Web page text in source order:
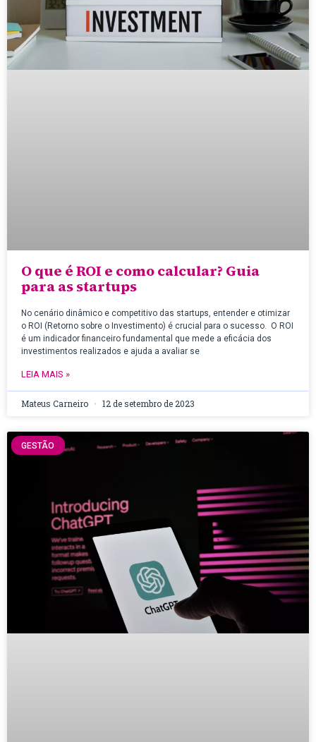
O que é ROI e como calcular? Guia
para as startups
No cenário dinâmico e competitivo das startups, entender e otimizar
o ROI (Retorno sobre o Investimento) é crucial para o sucesso. O ROI
é um indicador financeiro fundamental que mede a eficácia dos
investimentos realizados e ajuda a avaliar se
LEIA MAIS »
Mateus Carneiro 12 de setembro de 2023
GESTÃO